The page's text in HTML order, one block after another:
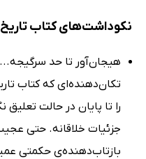
نکوداشت‌های کتاب
هیجان‌آور تا حد سرگیجه...
تکان‌دهنده‌ای که کتاب
را تا پایان در حالت
جزئیات خلاقانه. حتی
بازتاب‌دهنده‌ی حکمتی